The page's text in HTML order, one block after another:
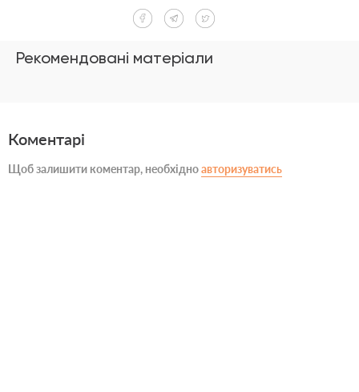
Рекомендовані матеріали
Коментарі
Щоб залишити коментар, необхідноавторизуватись